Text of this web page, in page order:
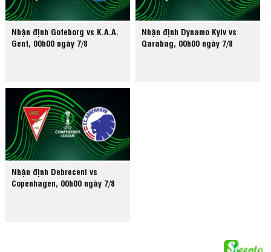
Nhận định Goteborg vs K.A.A.
Gent, 00h00 ngày 7/8
Nhận định Dynamo Kyiv vs
Qarabag, 00h00 ngày 7/8
Nhận định Debreceni vs
Copenhagen, 00h00 ngày 7/8